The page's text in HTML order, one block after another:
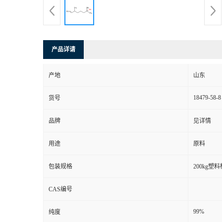
产品详请
产地 山东
货号 18479-58-8
品牌 见详情
用途 原料
包装规格 200kg塑料
CAS编号
纯度 99%